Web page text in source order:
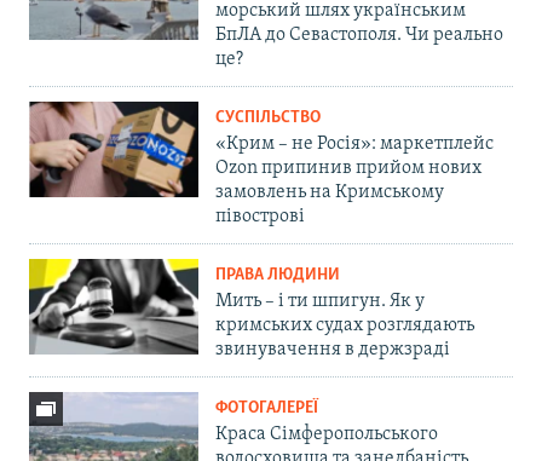
морський шлях українським
БпЛА до Севастополя. Чи реально
це?
СУСПІЛЬСТВО
«Крим – не Росія»: маркетплейс
Ozon припинив прийом нових
замовлень на Кримському
півострові
ПРАВА ЛЮДИНИ
Мить – і ти шпигун. Як у
кримських судах розглядають
звинувачення в держзраді
ФОТОГАЛЕРЕЇ
Краса Сімферопольського